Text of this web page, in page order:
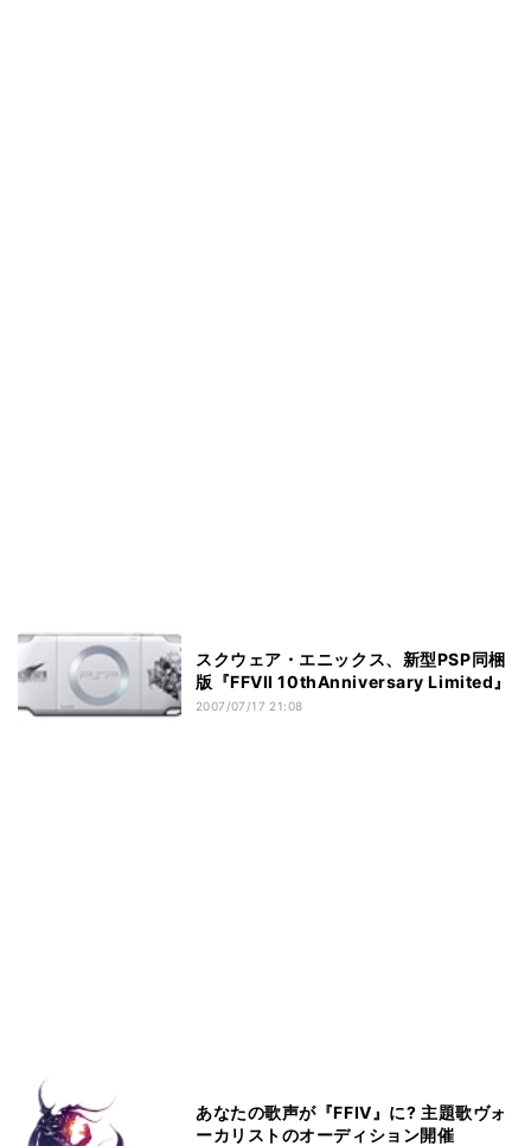
スクウェア・エニックス、新型PSP同梱
版『FFVII 10thAnniversary Limited』
2007/07/17 21:08
あなたの歌声が『FFIV』に? 主題歌ヴォ
ーカリストのオーディション開催